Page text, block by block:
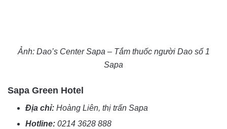
Ảnh: Dao’s Center Sapa – Tắm thuốc người Dao số 1
Sapa
Sapa Green Hotel
Địa chỉ: Hoàng Liên, thị trấn Sapa
Hotline: 0214 3628 888